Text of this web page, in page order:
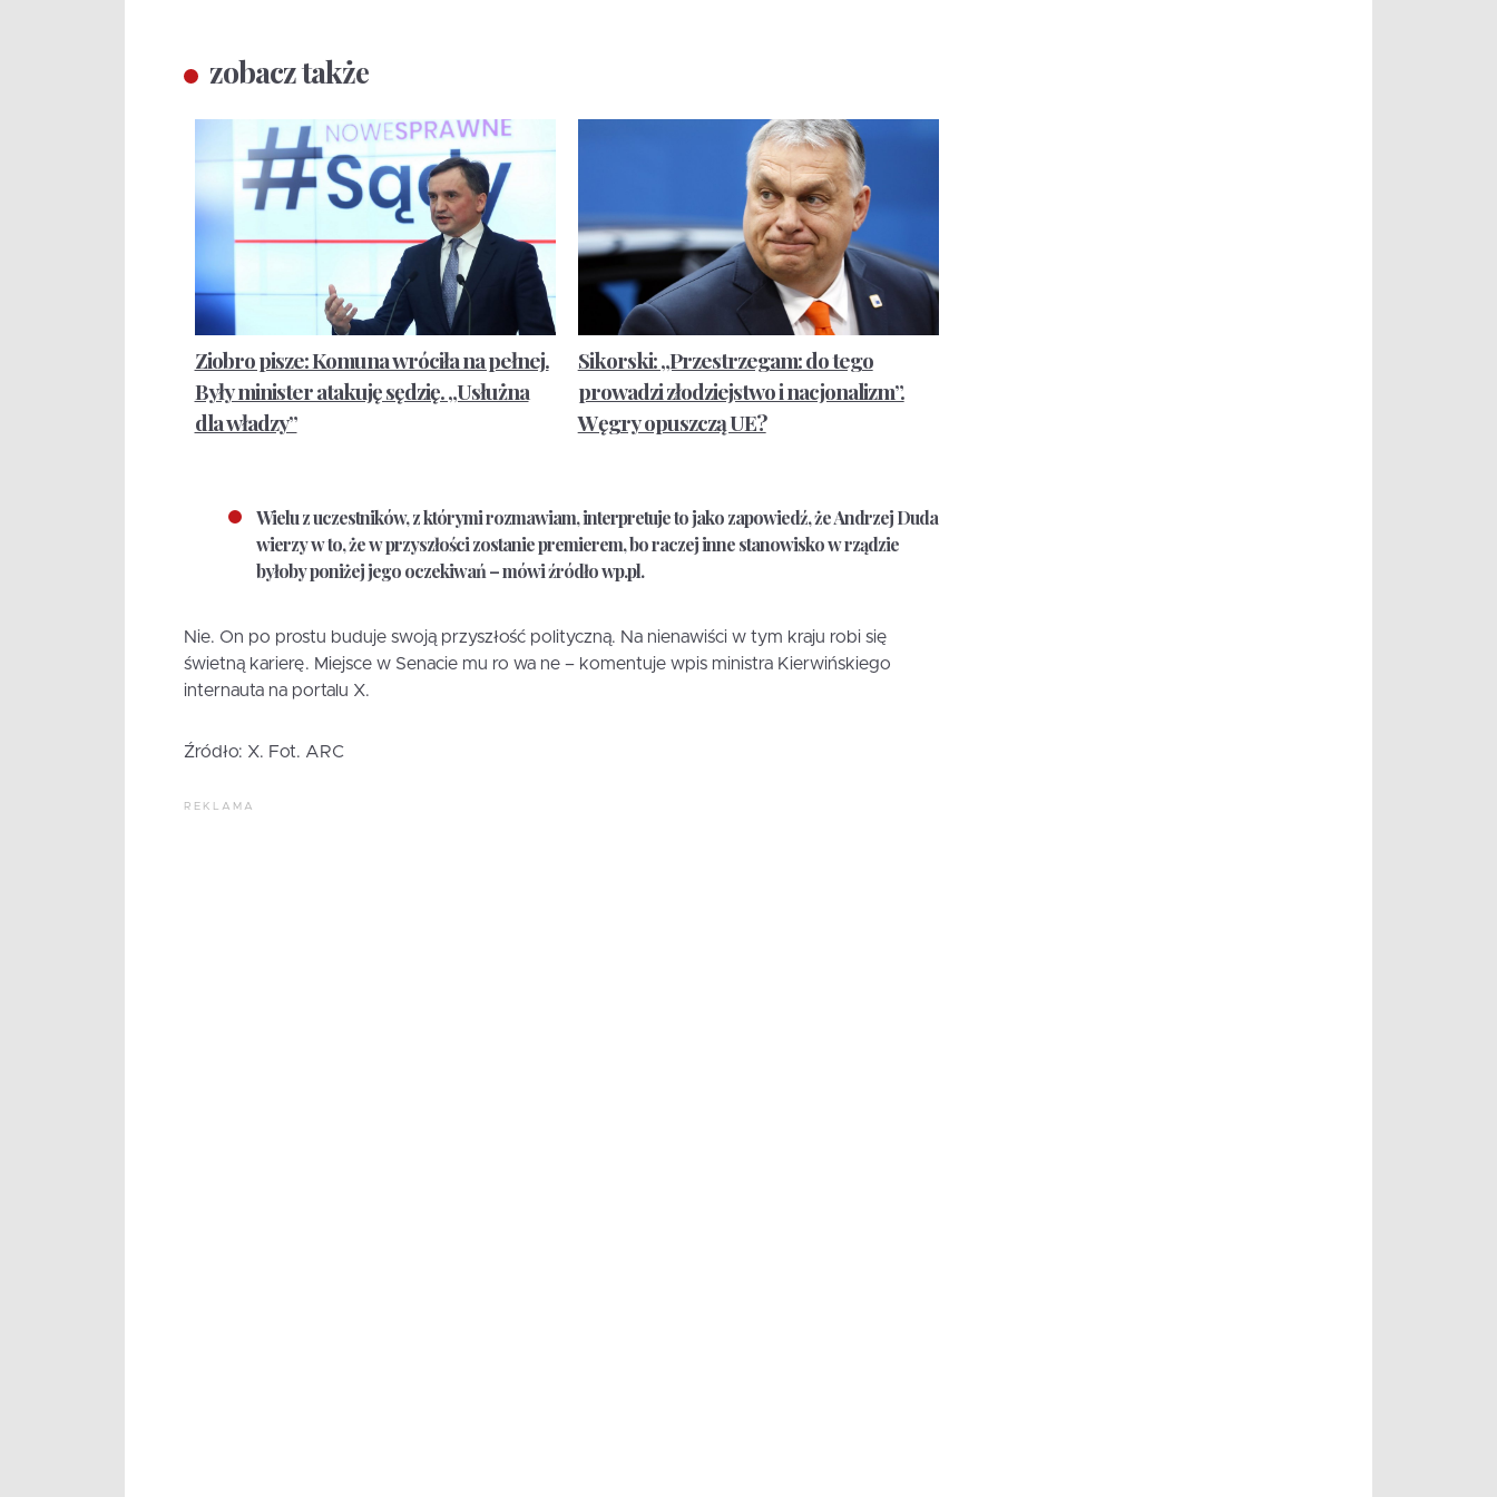
zobacz także
Ziobro pisze: Komuna wróciła na pełnej.
Były minister atakuję sędzię. „Usłużna
dla władzy”
Sikorski: „Przestrzegam: do tego
prowadzi złodziejstwo i nacjonalizm”.
Węgry opuszczą UE?
Wielu z uczestników, z którymi rozmawiam, interpretuje to jako zapowiedź, że Andrzej Duda
wierzy w to, że w przyszłości zostanie premierem, bo raczej inne stanowisko w rządzie
byłoby poniżej jego oczekiwań – mówi źródło wp.pl.
Nie. On po prostu buduje swoją przyszłość polityczną. Na nienawiści w tym kraju robi się
świetną karierę. Miejsce w Senacie mu ro wa ne – komentuje wpis ministra Kierwińskiego
internauta na portalu X.
Źródło: X. Fot. ARC
REKLAMA